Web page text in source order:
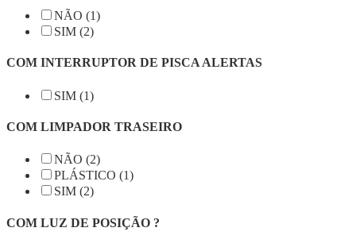
NÃO (1)
SIM (2)
COM INTERRUPTOR DE PISCA ALERTAS
SIM (1)
COM LIMPADOR TRASEIRO
NÃO (2)
PLÁSTICO (1)
SIM (2)
COM LUZ DE POSIÇÃO ?